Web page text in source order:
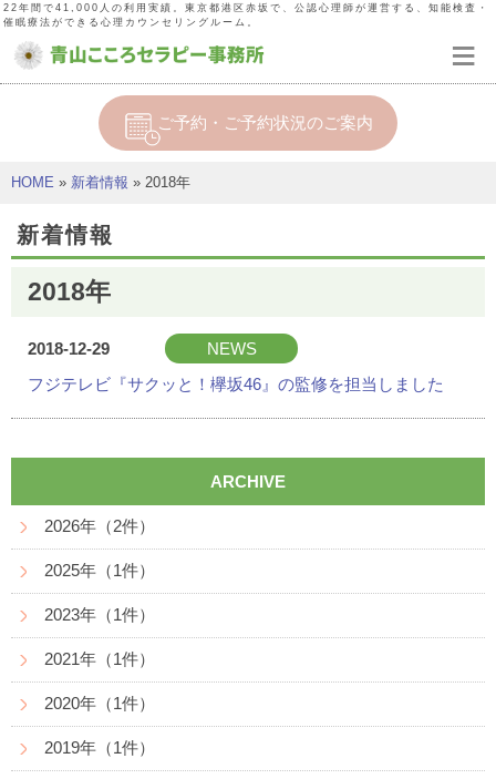
22年間で41,000人の利用実績。東京都港区赤坂で、公認心理師が運営する、知能検査・
催眠療法ができる心理カウンセリングルーム。
ご予約・ご予約状況のご案内
≡
HOME » 新着情報 » 2018年
新着情報
2018年
2018-12-29
NEWS
フジテレビ『サクッと！欅坂46』の監修を担当しました
ARCHIVE
2026年（2件）
2025年（1件）
2023年（1件）
2021年（1件）
2020年（1件）
2019年（1件）